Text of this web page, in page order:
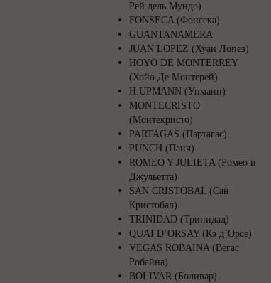
Рей дель Мундо)
FONSECA (Фонсека)
GUANTANAMERA
JUAN LOPEZ (Хуан Лопез)
HOYO DE MONTERREY
(Хойо Де Монтерей)
H.UPMANN (Упманн)
MONTECRISTO
(Монтекристо)
PARTAGAS (Партагас)
PUNCH (Панч)
ROMEO Y JULIETA (Ромео и
Джульетта)
SAN CRISTOBAL (Сан
Кристобал)
TRINIDAD (Тринидад)
QUAI D’ORSAY (Кэ д`Орсе)
VEGAS ROBAINA (Вегас
Робайна)
BOLIVAR (Боливар)